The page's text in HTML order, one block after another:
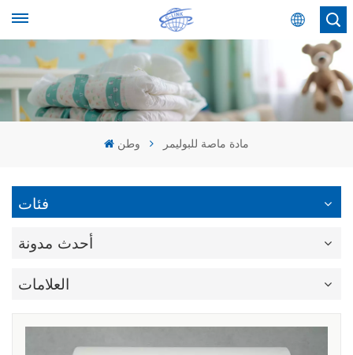
عربي
English
وطن مادة ماصة للبوليمر
فئات
أحدث مدونة
العلامات